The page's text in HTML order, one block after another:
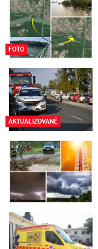
FOTO
AKTUALIZOVANÉ